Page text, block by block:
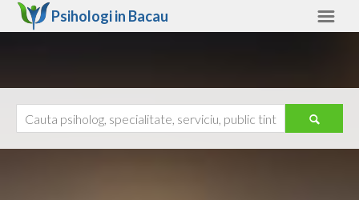
Psihologi in Bacau
Ajutor